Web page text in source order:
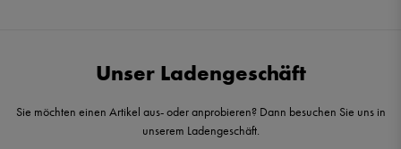
Unser Ladengeschäft
Sie möchten einen Artikel aus- oder anprobieren? Dann besuchen Sie uns in
unserem Ladengeschäft.